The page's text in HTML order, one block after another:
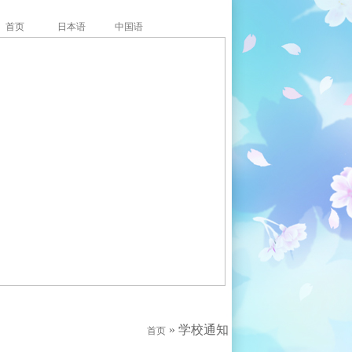
首页 日本语 中国语
首页 » 学校通知